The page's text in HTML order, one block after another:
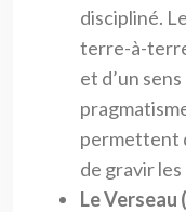
discipliné.
terre-à-
et d’un
permettent
de gravir
Le Verseau